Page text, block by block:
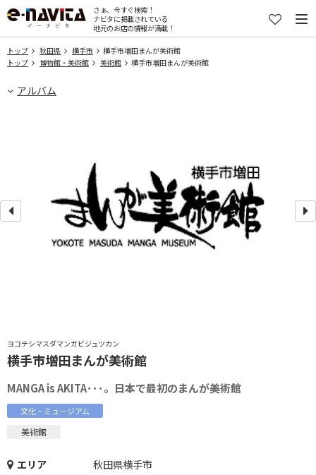
さぁ、今すぐ検索！
ナビタに掲載されている
地元のお店の情報が満載！
トップ 秋田県 横手市
横手市増田まんが美術館
トップ
博物館・美術館 美術館 横手市増田まんが美術館
アルバム
ヨコテシマスダマンガビジュツカン
横手市増田まんが美術館
MANGA is AKITA･･･。日本で最初のまんが美術館
文化・ミュージアム
美術館
エリア
秋田県横手市